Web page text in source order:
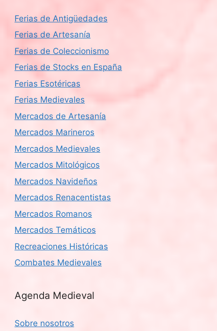
Ferias de Antigüedades
Ferias de Artesanía
Ferias de Coleccionismo
Ferias de Stocks en España
Ferias Esotéricas
Ferias Medievales
Mercados de Artesanía
Mercados Marineros
Mercados Medievales
Mercados Mitológicos
Mercados Navideños
Mercados Renacentistas
Mercados Romanos
Mercados Temáticos
Recreaciones Históricas
Combates Medievales
Agenda Medieval
Sobre nosotros